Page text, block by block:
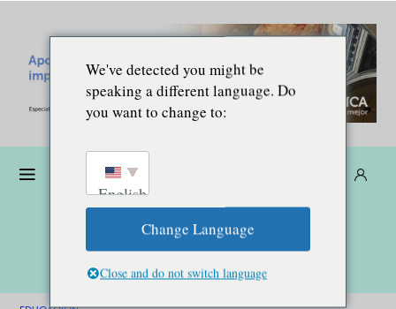
We've detected you might be
speaking a different language. Do
you want to change to:
English
Change Language
Close and do not switch language